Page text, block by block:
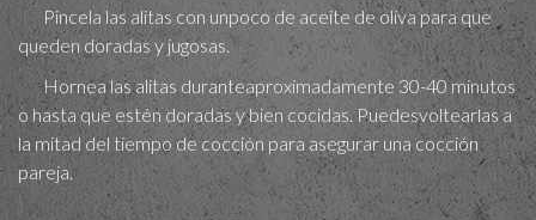
Pincela las alitas con unpoco de aceite de oliva para que
queden doradas y jugosas.
Hornea las alitas duranteaproximadamente 30-40 minutos
o hasta que estén doradas y bien cocidas. Puedesvoltearlas a
la mitad del tiempo de cocción para asegurar una cocción
pareja.